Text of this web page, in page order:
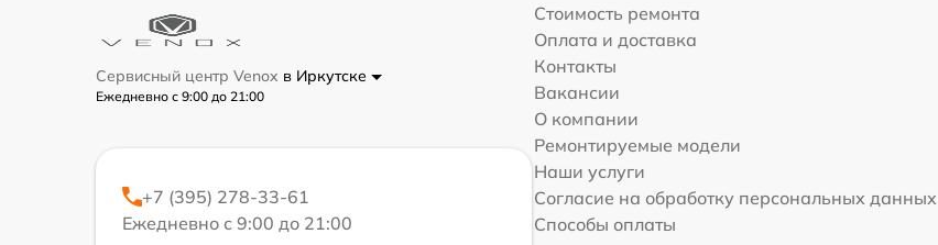
Сервисный центр Venox в Иркутске
Ежедневно с 9:00 до 21:00
+7 (395) 278-33-61
Ежедневно с 9:00 до 21:00
Стоимость ремонта
Оплата и доставка
Контакты
Вакансии
О компании
Ремонтируемые модели
Наши услуги
Согласие на обработку персональных данных
Способы оплаты